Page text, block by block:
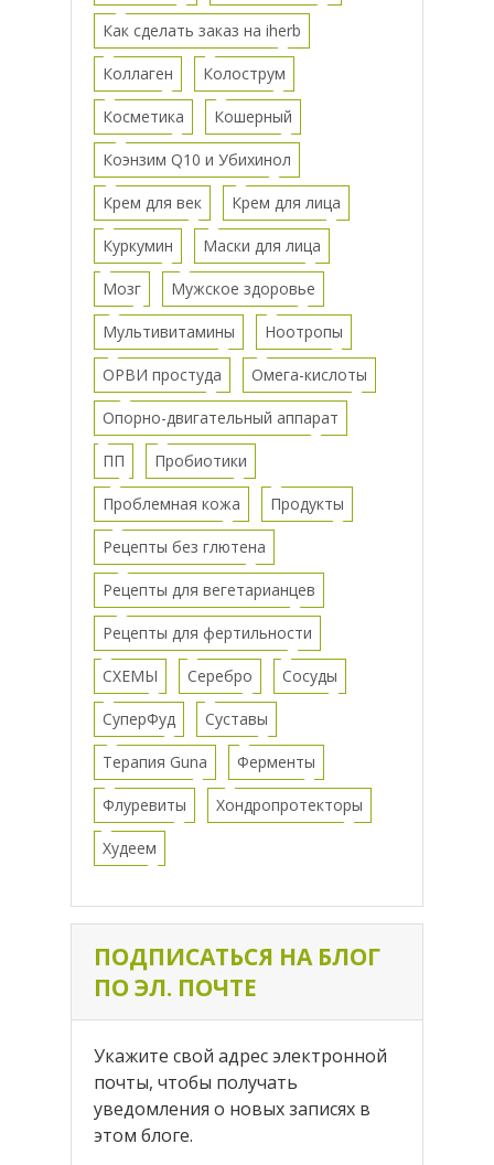
Как сделать заказ на iherb
Коллаген Колострум
Косметика Кошерный
Коэнзим Q10 и Убихинол
Крем для век Крем для лица
Куркумин Маски для лица
Мозг Мужское здоровье
Мультивитамины Ноотропы
ОРВИ простуда Омега-кислоты
Опорно-двигательный аппарат
ПП Пробиотики
Проблемная кожа Продукты
Рецепты без глютена
Рецепты для вегетарианцев
Рецепты для фертильности
СХЕМЫ Серебро Сосуды
СуперФуд Суставы
Терапия Guna Ферменты
Флуревиты Хондропротекторы
Худеем
ПОДПИСАТЬСЯ НА БЛОГ
ПО ЭЛ. ПОЧТЕ
Укажите свой адрес электронной
почты, чтобы получать
уведомления о новых записях в
этом блоге.